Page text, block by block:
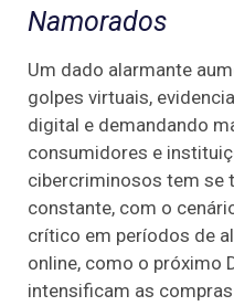
Namorados
Um dado alarmante
golpes virtuais,
digital e demandando
consumidores e
cibercriminosos tem se
constante, com o
crítico em períodos de
online, como o próximo
intensificam as